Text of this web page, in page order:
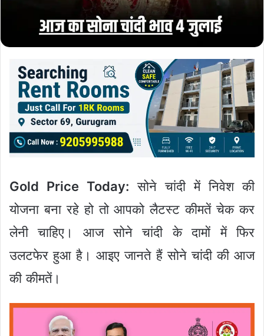
Gold Price Today: सोने चांदी में निवेश की
योजना बना रहे हो तो आपको लैटस्ट कीमतें चेक कर
लेनी चाहिए। आज सोने चांदी के दामों में फिर
उलटफेर हुआ है। आइए जानते हैं सोने चांदी की आज
की कीमतें।